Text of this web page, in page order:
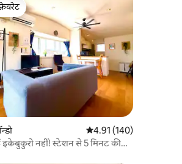
औसत रेटिंग 5 में से 4.91,
4.91 (140)
नहीं! स्टेशन से 5 मिनट की